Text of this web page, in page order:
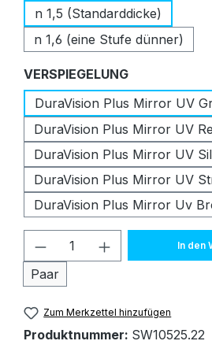
n 1,5 (Standarddicke)
n 1,6 (eine Stufe dünner)
VERSPIEGELUNGauswählen
DuraVision Plus Mirror UV
DuraVision Plus Mirror UV
DuraVision Plus Mirror UV
DuraVision Plus Mirror UV
DuraVision Plus Mirror Uv
Produkt Anzahl: Gib
Paar
In den
Zum Merkzettel hinzufügen
Produktnummer: SW10525.22